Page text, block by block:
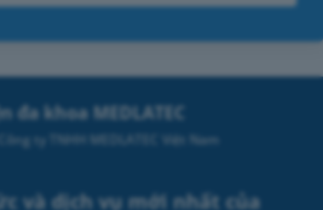
đa khoa MEDLATEC
ty TNHH MEDLATEC Việt Nam
và dịch vụ mới nhất của